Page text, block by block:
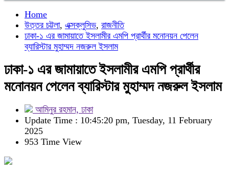
Home
উত্তর চট্টলা, এক্সক্লুসিভ, রাজনীতি
ঢাকা-১ এর জামায়াতে ইসলামীর এমপি প্রার্থীর মনোনয়ন পেলেন
ব্যারিস্টার মুহাম্মদ নজরুল ইসলাম
ঢাকা-১ এর জামায়াতে ইসলামীর এমপি প্রার্থীর
মনোনয়ন পেলেন ব্যারিস্টার মুহাম্মদ নজরুল ইসলাম
আমিনুর রহমান, ঢাকা
Update Time : 10:45:20 pm, Tuesday, 11 February
2025
953 Time View